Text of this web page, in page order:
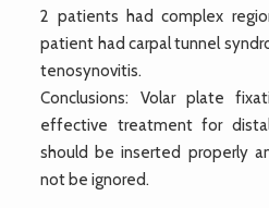
2 patients had complex
patient had carpal tunnel
tenosynovitis.
Conclusions: Volar plate
effective treatment for
should be inserted properly
not be ignored.